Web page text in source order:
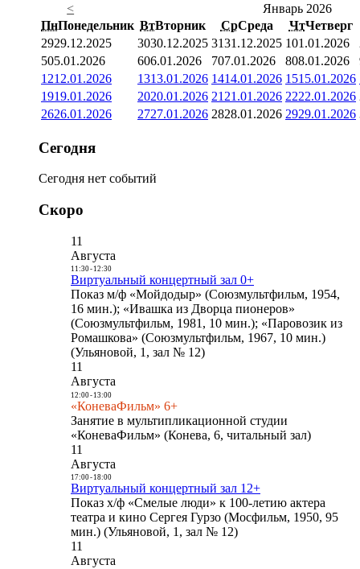
<
Январь 2026
ПнПонедельник ВтВторник СрСреда ЧтЧетверг
2929.12.2025 3030.12.2025 3131.12.2025 101.01.2026
505.01.2026 606.01.2026 707.01.2026 808.01.2026
1212.01.2026 1313.01.2026 1414.01.2026 1515.01.2026
1919.01.2026 2020.01.2026 21 21.01.2026 2222.01.2026
2626.01.2026 2727.01.2026 2828.01.2026 2929.01.2026
Сегодня
Сегодня нет событий
Скоро
11
Августа
11:30- 12:30
Виртуальный концертный зал 0+
Показ м/ф «Мойдодыр» (Союзмультфильм, 1954,
16 мин.); «Ивашка из Дворца пионеров»
(Союзмультфильм, 1981, 10 мин.); «Паровозик из
Ромашкова» (Союзмультфильм, 1967, 10 мин.)
(Ульяновой, 1, зал № 12)
11
Августа
12:00- 13:00
«КоневаФильм» 6+
Занятие в мультипликационной студии
«КоневаФильм» (Конева, 6, читальный зал)
11
Августа
17:00- 18:00
Виртуальный концертный зал 12+
Показ х/ф «Смелые люди» к 100-летию актера
театра и кино Сергея Гурзо (Мосфильм, 1950, 95
мин.) (Ульяновой, 1, зал № 12)
11
Августа